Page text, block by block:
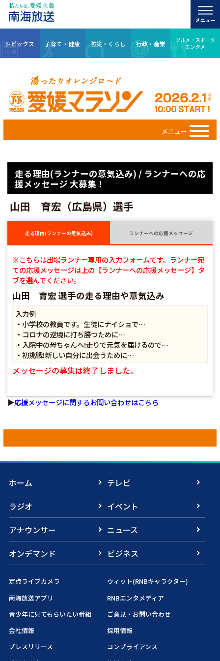
トピックス 子育て・健康 防災・くらし 行政・産業
グルメ・スポーツ
エンタメ
メニュー
走る理由(ランナーの意気込み) / ランナーへの応
援メッセージ 大募集！
山田 育宏（広島県）選手
走る理由(ランナーの意気込み) ランナーへの応援メッセージ
※こちらは出場ランナー専用の入力フォームです。ランナー宛
ての応援メッセージは上の【ランナーへの応援メッセージ】タ
ブを選んでください。
山田 育宏 選手の走る理由や意気込み
入力例
・小学校の教員です。生徒にナイショで…
・コロナの逆境に打ち勝つために…
・入院中の母ちゃんへ!走りで元気を届けるので…
・初挑戦!新しい自分に出会うために…
メッセージの募集は終了しました。
▶応援メッセージに関するお問い合わせはこちら
ホーム
テレビ
ラジオ
イベント
アナウンサー
ニュース
オンデマンド
ビジネス
定点ライブカメラ
ウィット(RNBキャラクター)
南海放送アプリ
RNBエンタメディア
青少年に見てもらいたい番組
ご意見・お問い合わせ
会社情報
採用情報
プレスリリース
コンプライアンス